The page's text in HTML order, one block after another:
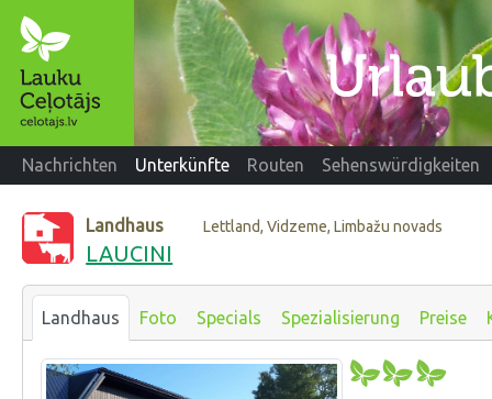
Nachrichten Unterkünfte Routen Sehenswürdigkeiten
Landhaus Lettland, Vidzeme, Limbažu novads
LAUCINI
Landhaus Foto Specials Spezialisierung Preise